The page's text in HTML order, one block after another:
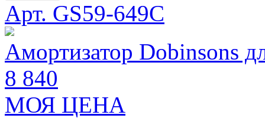
Арт. GS59-649C
Амортизатор Dobinsons
8 840
МОЯ ЦЕНА